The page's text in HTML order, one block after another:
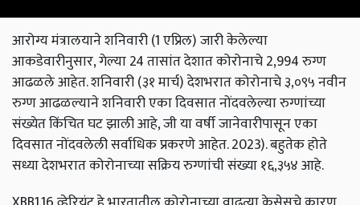
आरोग्य मंत्रालयाने शनिवारी (1 एप्रिल) जारी केलेल्या
आकडेवारीनुसार, गेल्या 24 तासांत देशात कोरोनाचे 2,994 रुग्ण
आढळले आहेत. शनिवारी (३१ मार्च) देशभरात कोरोनाचे ३,०९५ नवीन
रुग्ण आढळल्याने शनिवारी एका दिवसात नोंदवलेल्या रुग्णांच्या
संख्येत किंचित घट झाली आहे, जी या वर्षी जानेवारीपासून एका
दिवसात नोंदवलेली सर्वाधिक प्रकरणे आहेत. 2023). बहुतेक होते
सध्या देशभरात कोरोनाच्या सक्रिय रुग्णांची संख्या १६,३५४ आहे.